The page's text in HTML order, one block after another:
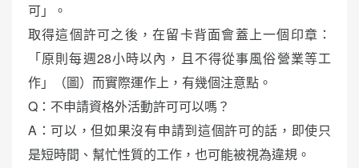
可」。
取得這個許可之後，在留卡背面會蓋上一個印章：
「原則每週28小時以內，且不得從事風俗營業等工
作」（圖）而實際運作上，有幾個注意點。
Q：不申請資格外活動許可可以嗎？
A：可以，但如果沒有申請到這個許可的話，即使只
是短時間、幫忙性質的工作，也可能被視為違規。